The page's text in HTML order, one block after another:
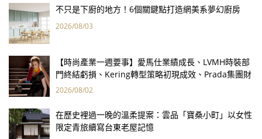
不只是下廚的地方！6個關鍵點打造網美系夢幻廚房
2026/08/03
【時尚產業一週要事】愛馬仕業績成長、LVMH時裝部
門終結虧損、Kering轉型策略初現成效、Prada集團財
報亮眼
2026/08/02
在歷史裡過一晚的溫柔提案：雲品「寶桑小町」以女性
限定青旅續寫台東老屋記憶